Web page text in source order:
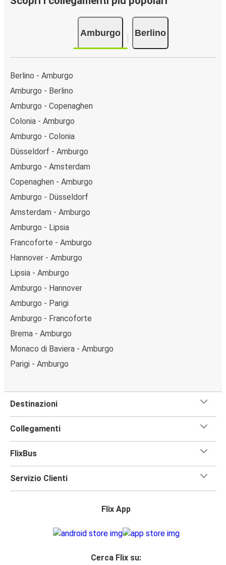
Amburgo Berlino
Berlino - Amburgo
Amburgo - Berlino
Amburgo - Copenaghen
Colonia - Amburgo
Amburgo - Colonia
Düsseldorf - Amburgo
Amburgo - Amsterdam
Copenaghen - Amburgo
Amburgo - Düsseldorf
Amsterdam - Amburgo
Amburgo - Lipsia
Francoforte - Amburgo
Hannover - Amburgo
Lipsia - Amburgo
Amburgo - Hannover
Amburgo - Parigi
Amburgo - Francoforte
Brema - Amburgo
Monaco di Baviera - Amburgo
Parigi - Amburgo
Destinazioni
Collegamenti
FlixBus
Servizio Clienti
Flix App
Cerca Flix su: